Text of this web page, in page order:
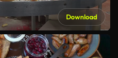
Download